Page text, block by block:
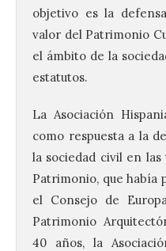
objetivo es la
valor del Patrimonio
el ámbito de la
estatutos.
La Asociación
como respuesta a la
la sociedad civil en
Patrimonio, que había
el Consejo de
Patrimonio
40 años, la